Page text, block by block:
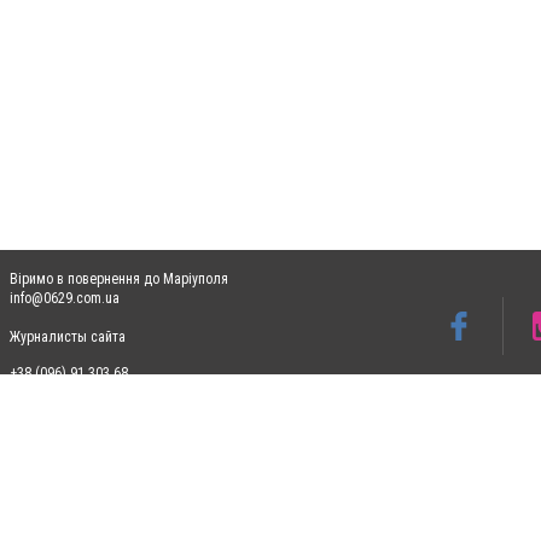
Віримо в повернення до Маріуполя
info@0629.com.ua
Журналисты сайта
+38 (096) 91 303 68